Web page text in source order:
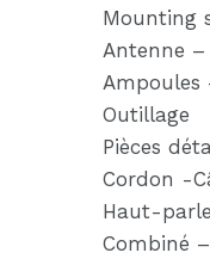
Mounting
Antenne
Ampoules
Outillage
Pièces
Cordon -
Haut-
Combiné